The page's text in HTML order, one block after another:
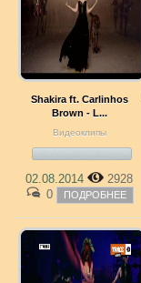
Shakira ft. Carlinhos
Brown - L...
Видеоклипы
02.08.2014
2928
0
ПОДРОБНЕЕ